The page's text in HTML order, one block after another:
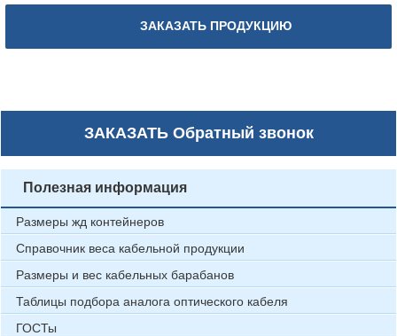
ЗАКАЗАТЬ ПРОДУКЦИЮ
ЗАКАЗАТЬОбратный звонок
Полезная информация
Размеры жд контейнеров
Справочник веса кабельной продукции
Размеры и вес кабельных барабанов
Таблицы подбора аналога оптического кабеля
ГОСТы